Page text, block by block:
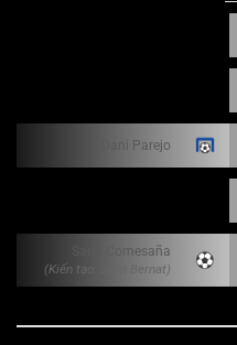
Dani Parejo
Santi Comesaña
(Kiến tạo: Juan Bernat)